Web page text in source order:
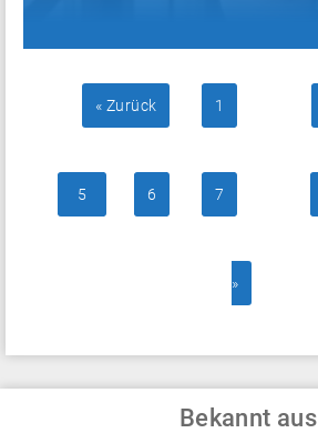
« Zurück 1
5 6 7
»
Bekannt aus